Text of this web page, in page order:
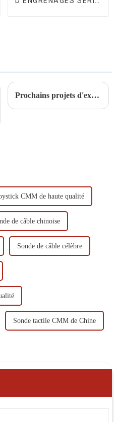
Prochains projets d'exposition DIPSEC 2025
CMM de haute qualité
de câble chinoise
Sonde de câble célèbre
Sonde tactile CMM de Chine